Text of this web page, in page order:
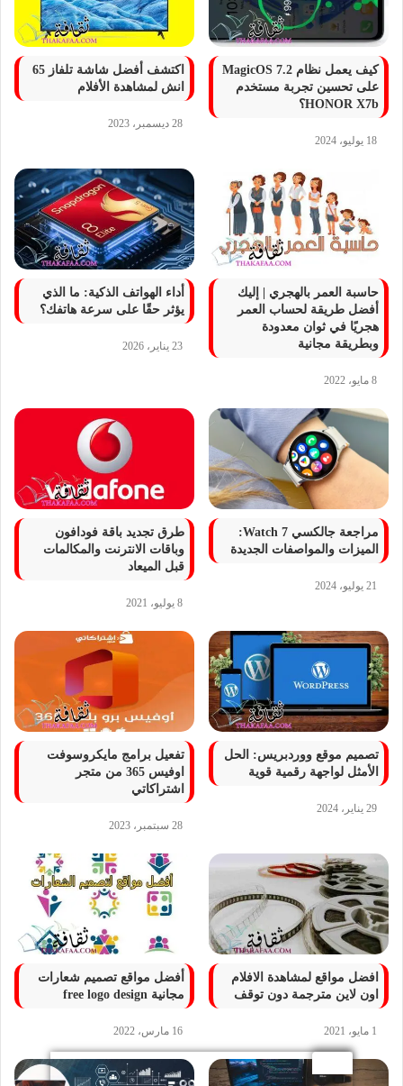
كيف يعمل نظام MagicOS 7.2
على تحسين تجربة مستخدم
HONOR X7b؟
18 يوليو، 2024
اكتشف أفضل شاشة تلفاز 65
انش لمشاهدة الأفلام
28 ديسمبر، 2023
حاسبة العمر بالهجري | إليك
أفضل طريقة لحساب العمر
هجريًا في ثوان معدودة
وبطريقة مجانية
8 مايو، 2022
أداء الهواتف الذكية: ما الذي
يؤثر حقًا على سرعة هاتفك؟
23 يناير، 2026
مراجعة جالكسي Watch 7:
الميزات والمواصفات الجديدة
21 يوليو، 2024
طرق تجديد باقة فودافون
وباقات الانترنت والمكالمات
قبل الميعاد
8 يوليو، 2021
تصميم موقع ووردبريس: الحل
الأمثل لواجهة رقمية قوية
29 يناير، 2024
تفعيل برامج مايكروسوفت
اوفيس 365 من متجر
اشتراكاتي
28 سبتمبر، 2023
افضل مواقع لمشاهدة الافلام
اون لاين مترجمة دون توقف
1 مايو، 2021
أفضل مواقع تصميم شعارات
مجانية free logo design
16 مارس، 2022